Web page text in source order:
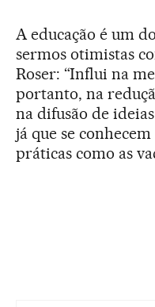
A educação é um
sermos otimistas
Roser: “Influi na
portanto, na
na difusão de
já que se
práticas como as